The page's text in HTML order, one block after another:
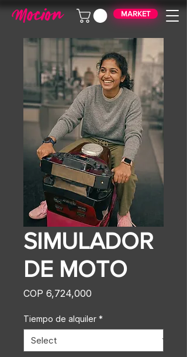
MARKET
SIMULADOR
DE MOTO
COP 6,724,000
Tiempo de alquiler *